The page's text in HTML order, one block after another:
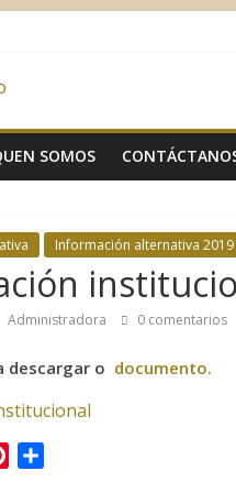
SOMOS
Información alternativa 2019
Administradora 0 comentarios
descargar o documento.